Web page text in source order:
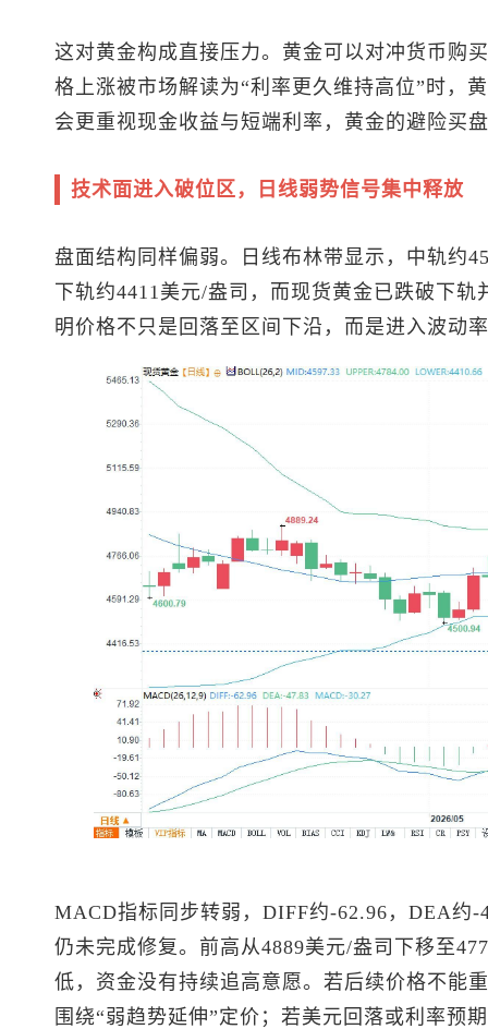
这对黄金构成直接压力。黄金可以对冲货币购
格上涨被市场解读为“利率更久维持高位”时，
会更重视现金收益与短端利率，黄金的避险买
技术面进入破位区，日线弱势信号集中释放
盘面结构同样偏弱。日线布林带显示，中轨约
下轨约4411美元/盎司，而现货黄金已跌破下轨
明价格不只是回落至区间下沿，而是进入波动
MACD指标同步转弱，DIFF约-62.96，DEA约
仍未完成修复。前高从4889美元/盎司下移至
低，资金没有持续追高意愿。若后续价格不能
围绕“弱趋势延伸”定价；若美元回落或利率预